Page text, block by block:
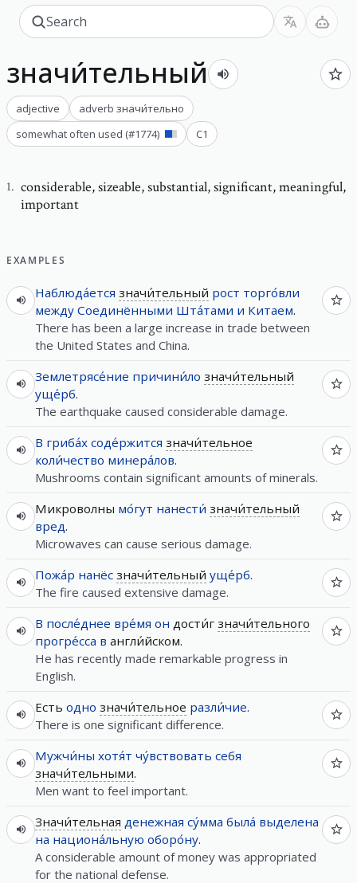
значи́тельный
adjective adverb значи́тельно
somewhat often used (#1774) C1
1. considerable,sizeable, substantial, significant, meaningful,
important
EXAMPLES
Наблюда́ется значи́тельный рост торго́вли
между Соединёнными Шта́тами и Китаем.
There has been a large increase in trade between
the United States and China.
Землетрясе́ние причини́ло значи́тельный
уще́рб.
The earthquake caused considerable damage.
В гриба́х соде́ржится значи́тельное
коли́чество минера́лов.
Mushrooms contain significant amounts of minerals.
Микроволны мо́гут нанести́ значи́тельный
вред.
Microwaves can cause serious damage.
Пожа́р нанёс значи́тельный уще́рб.
The fire caused extensive damage.
В после́днее вре́мя он дости́г значи́тельного
прогре́сса в англи́йском.
He has recently made remarkable progress in
English.
Есть одно значи́тельное разли́чие.
There is one significant difference.
Мужчи́ны хотя́т чу́вствовать себя
значи́тельными.
Men want to feel important.
Значи́тельная денежная су́мма была́ выделена
на национа́льную оборо́ну.
A considerable amount of money was appropriated
for the national defense.